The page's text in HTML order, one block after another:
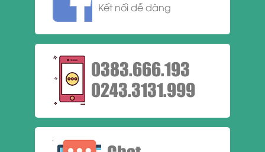
Kết nối dễ dàng
0383.666.193
0243.3131.999